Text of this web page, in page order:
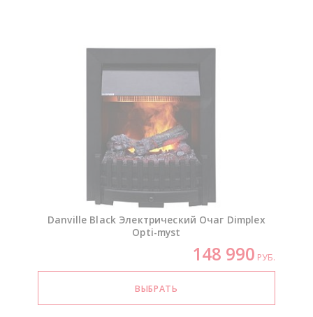
Danville Black Электрический Очаг Dimplex
Opti-myst
148 990 РУБ.